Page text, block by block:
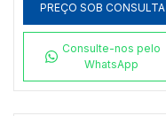
NÍVEL NL2, 120L,
ABERTURA 216MM,
MICROTUBOS
1,2/2,0/5,0ML
PREÇO SOB CONSULTA
Consulte-nos pelo
WhatsApp